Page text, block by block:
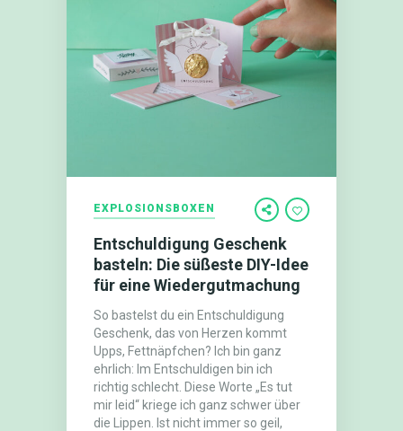
EXPLOSIONSBOXEN
Entschuldigung Geschenk
basteln: Die süßeste DIY-Idee
für eine Wiedergutmachung
So bastelst du ein Entschuldigung
Geschenk, das von Herzen kommt
Upps, Fettnäpfchen? Ich bin ganz
ehrlich: Im Entschuldigen bin ich
richtig schlecht. Diese Worte „Es tut
mir leid“ kriege ich ganz schwer über
die Lippen. Ist nicht immer so geil,